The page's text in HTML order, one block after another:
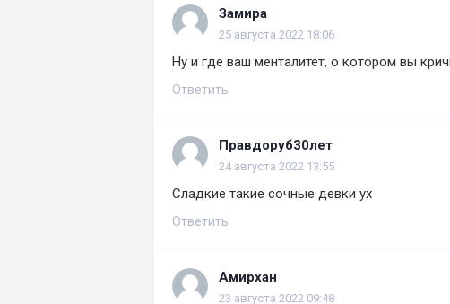
Замира
25 августа 2022 18:06
Ну и где ваш менталитет, о котором вы
Ответить
Правдоруб30лет
24 августа 2022 13:55
Сладкие такие сочные девки ух
Ответить
Амирхан
23 августа 2022 09:48